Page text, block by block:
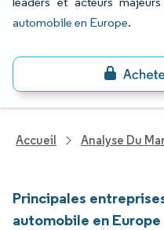
automobile en Europe.
Accueil Analyse Du
Principales
automobile en Europe